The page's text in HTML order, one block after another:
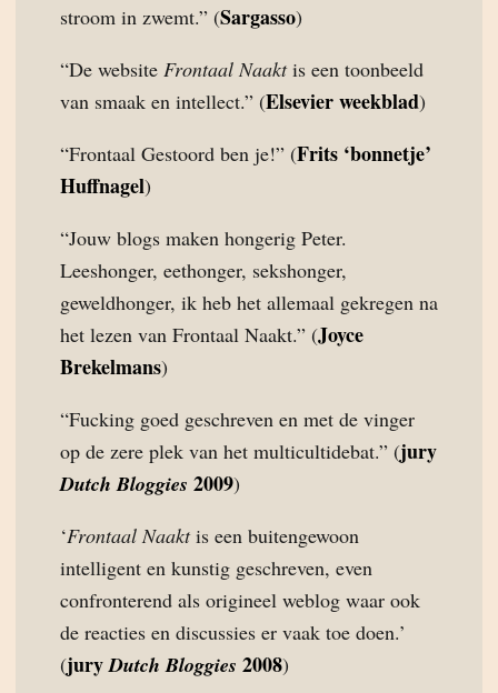
stroom in zwemt.” (Sargasso)
“De website Frontaal Naaktis een toonbeeld
van smaak en intellect.” (Elsevier weekblad)
“Frontaal Gestoord ben je!” (Frits ‘bonnetje’
Huffnagel)
“Jouw blogs maken hongerig Peter.
Leeshonger, eethonger, sekshonger,
geweldhonger, ik heb het allemaal gekregen na
het lezen van Frontaal Naakt.” (Joyce
Brekelmans)
“Fucking goed geschreven en met de vinger
op de zere plek van het multicultidebat.” (jury
Dutch Bloggies 2009)
‘Frontaal Naaktis een buitengewoon
intelligent en kunstig geschreven, even
confronterend als origineel weblog waar ook
de reacties en discussies er vaak toe doen.’
(juryDutch Bloggies 2008)